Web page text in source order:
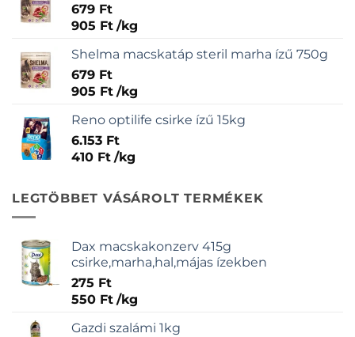
679 Ft
905 Ft /kg
Shelma macskatáp steril marha ízű 750g
679 Ft
905 Ft /kg
Reno optilife csirke ízű 15kg
6.153 Ft
410 Ft /kg
LEGTÖBBET VÁSÁROLT TERMÉKEK
Dax macskakonzerv 415g
csirke,marha,hal,májas ízekben
275 Ft
550 Ft /kg
Gazdi szalámi 1kg